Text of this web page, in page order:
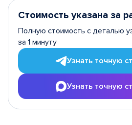
Стоимость указана за
Полную стоимость с деталью
за 1 минуту
Узнать точную
Узнать точную